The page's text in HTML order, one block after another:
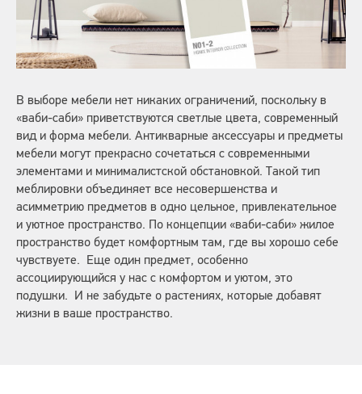
В выборе мебели нет никаких ограничений, поскольку в
«ваби-саби» приветствуются светлые цвета, современный
вид и форма мебели. Антикварные аксессуары и предметы
мебели могут прекрасно сочетаться с современными
элементами и минималистской обстановкой. Такой тип
меблировки объединяет все несовершенства и
асимметрию предметов в одно цельное, привлекательное
и уютное пространство. По концепции «ваби-саби» жилое
пространство будет комфортным там, где вы хорошо себе
чувствуете. Еще один предмет, особенно
ассоциирующийся у нас с комфортом и уютом, это
подушки. И не забудьте о растениях, которые добавят
жизни в ваше пространство.